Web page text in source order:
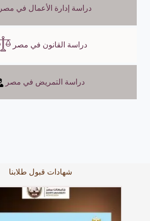
دراسة إدارة الأعمال في مصر
دراسة القانون في مصر
دراسة التمريض في مصر
شهادات قبول طلابنا